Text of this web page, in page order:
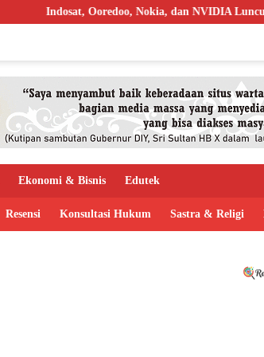
Indosat, Ooredoo, Nokia, dan NVIDIA Luncurkan
Ekonomi & Bisnis Edutek
Resensi Konsultasi Hukum Sastra & Religi